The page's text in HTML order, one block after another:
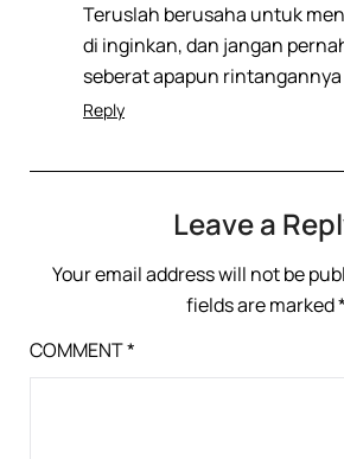
Teruslah berusaha untuk
di inginkan, dan jangan
seberat apapun rintangannya
Reply
Leave a
Your email address will not be
fields are marked*
COMMENT*